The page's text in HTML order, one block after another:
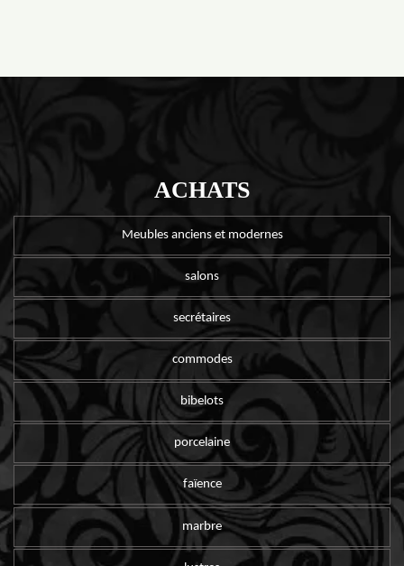
ACHATS
Meubles anciens et modernes
salons
secrétaires
commodes
bibelots
porcelaine
faïence
marbre